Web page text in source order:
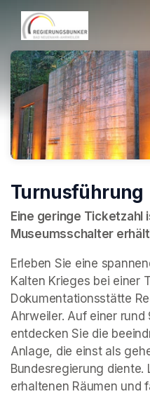
Skip header
Turnusführung
Eine geringe Ticketzahl
Museumsschalter
Erleben Sie eine
Kalten Krieges bei einer
Dokumentationsstätte
Ahrweiler. Auf einer
entdecken Sie die
Anlage, die einst als
Bundesregierung diente.
erhaltenen Räumen und